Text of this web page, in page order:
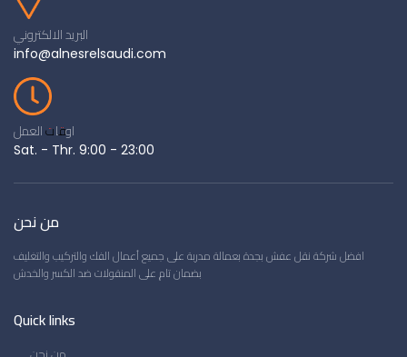
البريد الالكتروني
info@alnesrelsaudi.com
اوقات العمل
Sat. - Thr. 9:00 - 23:00
من نحن
افضل شركة نقل عفش بجدة بعمالة مدربة على جميع أعمال الفك والتركيب والتغليف
بضمان تام على المنقولات ضد الكسر والخدش
Quick links